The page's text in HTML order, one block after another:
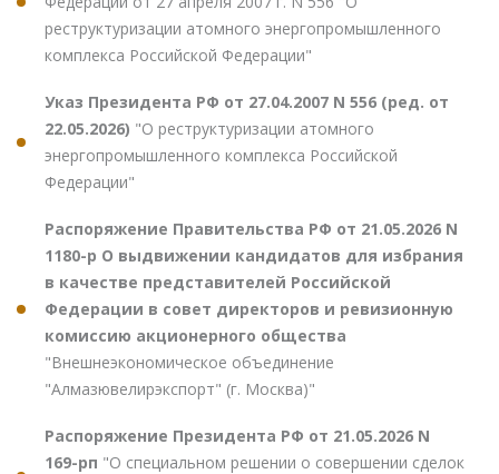
реструктуризации атомного энергопромышленного
комплекса Российской Федерации"
Указ Президента РФ от 27.04.2007 N 556 (ред. от
22.05.2026) "О реструктуризации атомного
энергопромышленного комплекса Российской
Федерации"
Распоряжение Правительства РФ от 21.05.2026 N
1180-р О выдвижении кандидатов для избрания
в качестве представителей Российской
Федерации в совет директоров и ревизионную
комиссию акционерного общества
"Внешнеэкономическое объединение
"Алмазювелирэкспорт" (г. Москва)"
Распоряжение Президента РФ от 21.05.2026 N
169-рп "О специальном решении о совершении сделок